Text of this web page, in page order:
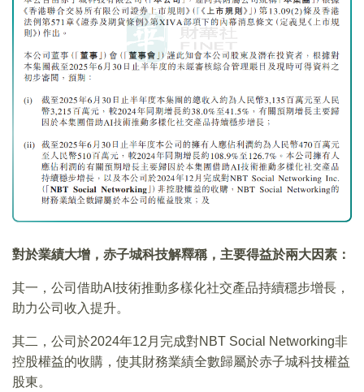
對於業績大增，赤子城科技解釋稱，主要得益於兩大因素：
其一，公司借助AI技術推動多樣化社交產品持續穩步增長，
助力公司收入提升。
其二，公司於2024年12月完成對NBT Social Networking非
控股權益的收購，使其財務業績全數歸屬於赤子城科技權益
股東。